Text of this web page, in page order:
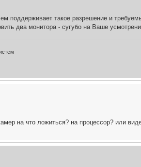
поддерживает такое разрешение и
два монитора - сугубо на Ваше
на что ложиться? на процессор? или